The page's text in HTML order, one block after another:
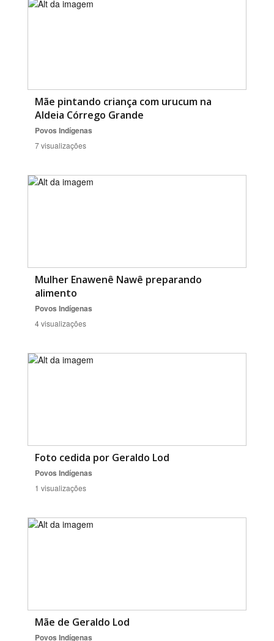
Mãe pintando criança com urucum na
Aldeia Córrego Grande
Povos Indígenas
7 visualizações
Mulher Enawenê Nawê preparando
alimento
Povos Indígenas
4 visualizações
Foto cedida por Geraldo Lod
Povos Indígenas
1 visualizações
Mãe de Geraldo Lod
Povos Indígenas